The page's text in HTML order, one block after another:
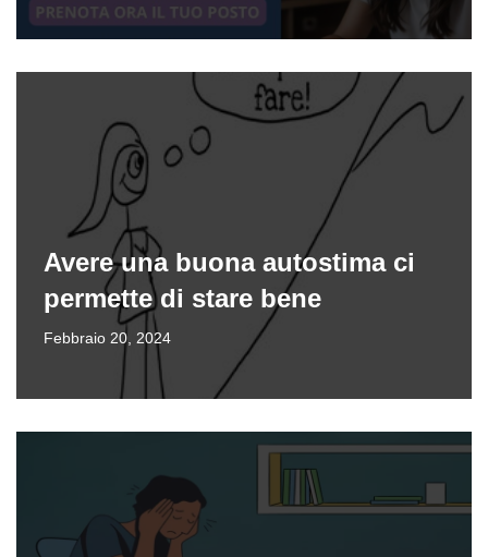
Avere una buona autostima ci
permette di stare bene
Febbraio 20, 2024